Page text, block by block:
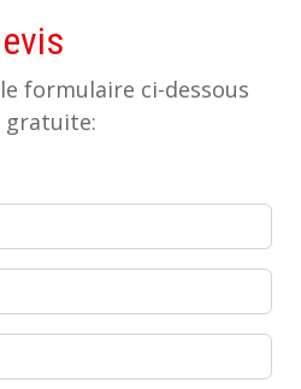
formulaire ci-dessous
gratuite: